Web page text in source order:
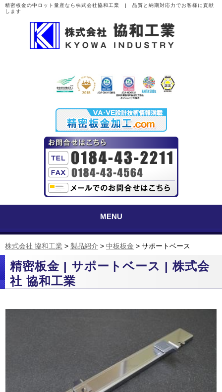
精密板金の中ロット量産なら株式会社協和工業 | 品質と納期対応力でお客様に貢献
します
MENU
株式会社 協和工業 > 製品紹介 > 中板板金 > サポートベース
精密板金 | サポートベース | 株式会
社 協和工業